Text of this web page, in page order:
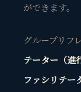
ができます。
グループリフ
テーター（進
ファシリテー